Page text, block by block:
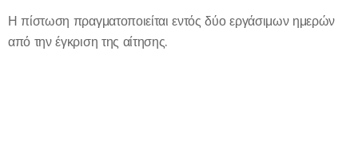
Η πίστωση πραγματοποιείται εντός δύο εργάσιμων ημερών
από την έγκριση της αίτησης.